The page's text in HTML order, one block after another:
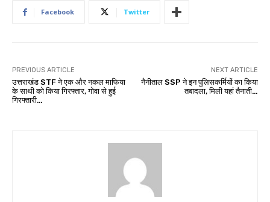
Facebook Twitter
PREVIOUS ARTICLE
उत्तराखंड STF ने एक और नकल माफिया
के साथी को किया गिरफ्तार, गोवा से हुई
गिरफ्तारी…
NEXT ARTICLE
नैनीताल SSP ने इन पुलिसकर्मियों का किया
तबादला, मिली यहां तैनाती…